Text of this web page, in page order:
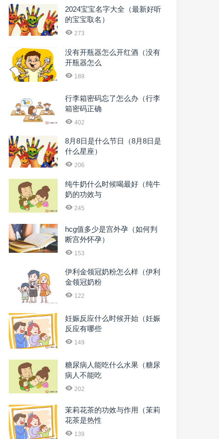
2024宝宝名字大全（最新好听
的宝宝取名）
273
没有开瓶器怎么开红酒（没有
开瓶器怎么
189
行李箱密码忘了怎么办（行李
箱密码正确
402
8月8日是什么节日（8月8日是
什么星座）
206
纯牛奶什么时候喝最好（纯牛
奶的功效与
245
hcg值多少是宫外孕（如何判
断宫外怀孕）
153
伊利金领冠奶粉怎么样（伊利
金领冠奶粉
122
妊娠反应什么时候开始（妊娠
反应有哪些
149
糖尿病人能吃什么水果（糖尿
病人不能吃
202
茉莉花茶的功效与作用（茉莉
花茶是热性
139